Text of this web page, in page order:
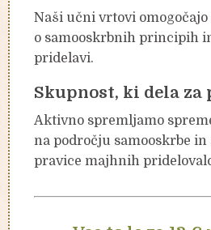
Naši učni vrtovi
o samooskrbnih principih
pridelavi.
Skupnost, ki dela
Aktivno spremljamo
na področju samooskrbe in
pravice majhnih